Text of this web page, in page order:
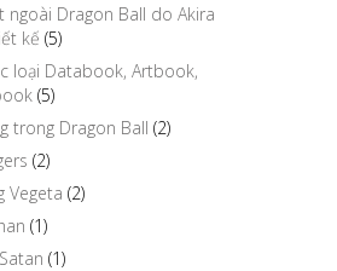
ngoài Dragon Ball do Akira
kế (5)
loại Databook, Artbook,
(5)
trong Dragon Ball (2)
(2)
Vegeta (2)
(1)
(1)